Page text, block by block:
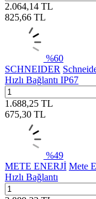
2.064,14 TL
825,66 TL
%60
SCHNEIDER
Hızlı Bağlantı IP67
1.688,25 TL
675,30 TL
%49
METE ENERJİ Mete
Hızlı Bağlantı